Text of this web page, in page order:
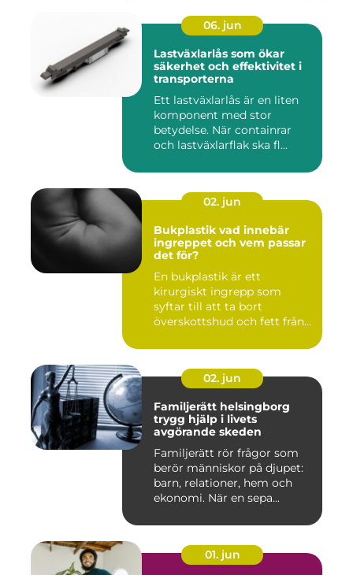
06. jun
Lastväxlarlås som ökar
säkerhet och effektivitet i
transporterna
Ett lastväxlarlås är en liten
komponent med stor
betydelse. När containrar
och lastväxlarflak ska fl...
02. jun
Bukplastik vad innebär
ingreppet och vem passar
det för?
En bukplastik är ett
kirurgiskt ingrepp som
syftar till att ta bort
överskottshud och fett från
02. jun
Familjerätt helsingborg
trygg hjälp i livets
avgörande skeden
Familjerätt rör frågor som
berör människor på djupet:
barn, relationer, hem och
ekonomi. När en sepa...
01. jun